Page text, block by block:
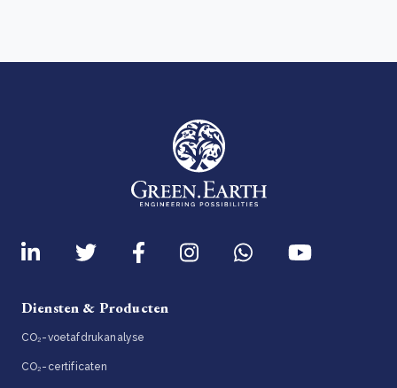
Diensten & Producten
CO₂-voetafdrukanalyse
CO₂-certificaten